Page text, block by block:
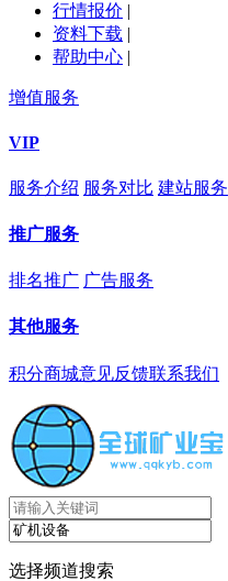
行情报价 |
资料下载 |
帮助中心 |
增值服务
VIP
服务介绍 服务对比 建站服务
推广服务
排名推广 广告服务
其他服务
积分商城意见反馈联系我们
选择频道搜索